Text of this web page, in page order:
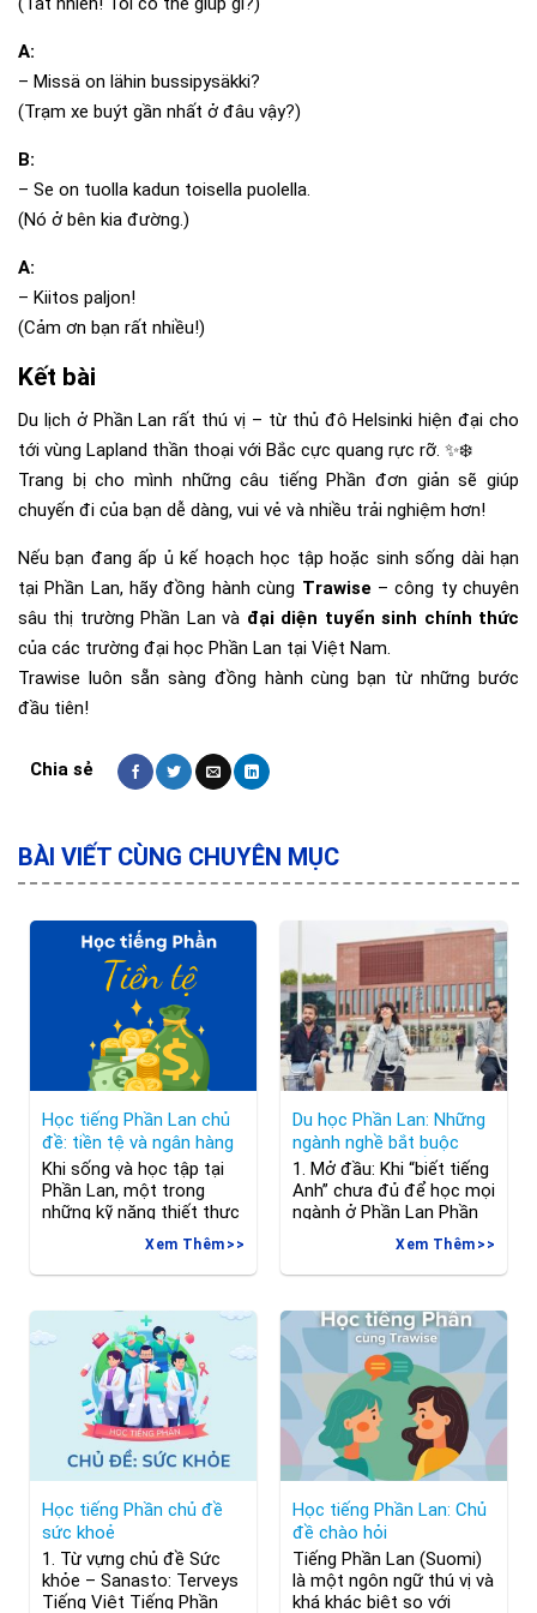
A:
– Missä on lähin bussipysäkki?
(Trạm xe buýt gần nhất ở đâu vậy?)
B:
– Se on tuolla kadun toisella puolella.
(Nó ở bên kia đường.)
A:
– Kiitos paljon!
(Cảm ơn bạn rất nhiều!)
Kết bài
Du lịch ở Phần Lan rất thú vị – từ thủ đô Helsinki hiện đại cho
tới vùng Lapland thần thoại với Bắc cực quang rực rỡ. ✨❄️
Trang bị cho mình những câu tiếng Phần đơn giản sẽ giúp
chuyến đi của bạn dễ dàng, vui vẻ và nhiều trải nghiệm hơn!
Nếu bạn đang ấp ủ kế hoạch học tập hoặc sinh sống dài hạn
tại Phần Lan, hãy đồng hành cùng Trawise – công ty chuyên
sâu thị trường Phần Lan và đại diện tuyển sinh chính thức
của các trường đại học Phần Lan tại Việt Nam.
Trawise luôn sẵn sàng đồng hành cùng bạn từ những bước
đầu tiên!
BÀI VIẾT CÙNG CHUYÊN MỤC
Học tiếng Phần Lan chủ
đề: tiền tệ và ngân hàng
Khi sống và học tập tại
Phần Lan, một trong
những kỹ năng thiết thực
mà bạn cần thành thạo là
giao tiếp bằng tiếng Phần
Lan trong các tình huống
như mở tài khoản ngân
hàng, rút tiền, thanh
toán, hoặc hỏi về giá cả.
Bài học hôm nay
Xem Thêm
Du học Phần Lan: Những
ngành nghề bắt buộc
đào tạo bằng tiếng Phần
Lan bạn nên biết
1. Mở đầu: Khi “biết tiếng
Anh” chưa đủ để học mọi
ngành ở Phần Lan Phần
Lan nổi tiếng là quốc gia
có nền giáo dục tiên tiến
bậc nhất thế giới, với
quốc tế được giảng dạy
bằng tiếng Anh. Tuy
nhiên, không phải ngành
nghề nào bạn cũng
Xem Thêm
Học tiếng Phần chủ đề
sức khoẻ
1. Từ vựng chủ đề Sức
khỏe – Sanasto: Terveys
Tiếng Việt Tiếng Phần
Học tiếng Phần Lan: Chủ
đề chào hỏi
Tiếng Phần Lan (Suomi)
là một ngôn ngữ thú vị và
khá khác biệt so với